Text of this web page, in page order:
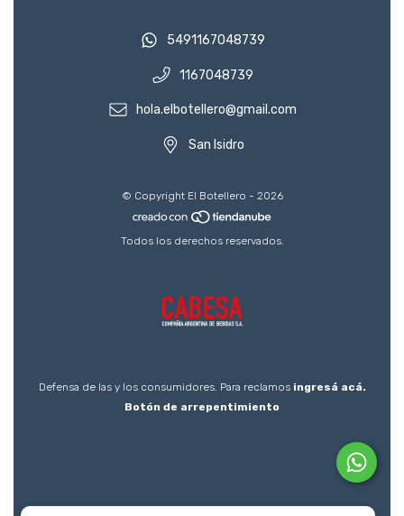
5491167048739
1167048739
hola.elbotellero@gmail.com
San Isidro
© Copyright El Botellero - 2026
Todos los derechos reservados.
Defensa de las y los consumidores. Para reclamos ingresá acá.
Botón de arrepentimiento